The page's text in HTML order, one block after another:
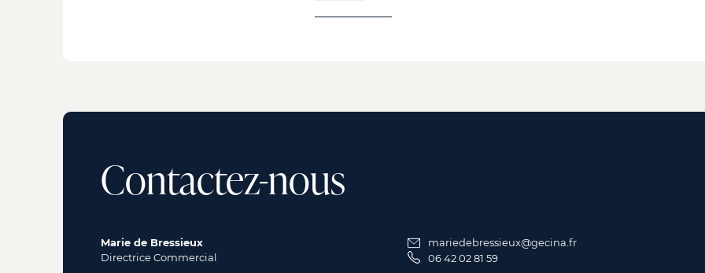
Contactez-nous
Marie de Bressieux
Directrice Commercial
mariedebressieux@gecina.fr
06 42 02 81 59